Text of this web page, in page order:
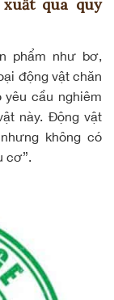
xuất qua quy
phẩm như bơ,
động vật chăn
cầu nghiêm
này. Động vật
không có
cơ”.